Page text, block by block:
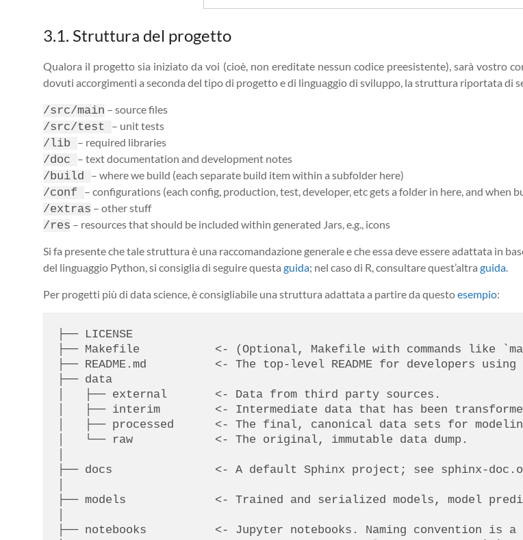
3.1. Struttura del progetto
Qualora il progetto sia iniziato da voi (cioè, non ereditate nessun codice preesistente), sarà vostro
dovuti accorgimenti a seconda del tipo di progetto e di linguaggio di sviluppo, la struttura riportata di
/src/main – source files
/src/test – unit tests
/lib – required libraries
/doc – text documentation and development notes
/build – where we build (each separate build item within a subfolder here)
/conf – configurations (each config, production, test, developer, etc gets a folder in here, and when
/extras – other stuff
/res – resources that should be included within generated Jars, e.g., icons
Si fa presente che tale struttura è una raccomandazione generale e che essa deve essere adattata in
del linguaggio Python, si consiglia di seguire questa guida; nel caso di R, consultare quest’altra guida.
Per progetti più di data science, è consigliabile una struttura adattata a partire da questoesempio:
├── LICENSE
├── Makefile           <- (Optional, Makefile with commands like
├── README.md          <- The top-level README for developers
├── data
│   ├── external       <- Data from third party sources.
│   ├── interim        <- Intermediate data that has been
│   ├── processed      <- The final, canonical data sets for
│   └── raw            <- The original, immutable data dump.
├── docs               <- A default Sphinx project; see sphinx-
├── models             <- Trained and serialized models, model
├── notebooks          <- Jupyter notebooks. Naming convention is a